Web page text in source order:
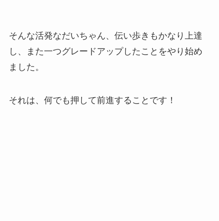
そんな活発なだいちゃん、伝い歩きもかなり上達
し、また一つグレードアップしたことをやり始め
ました。
それは、何でも押して前進することです！